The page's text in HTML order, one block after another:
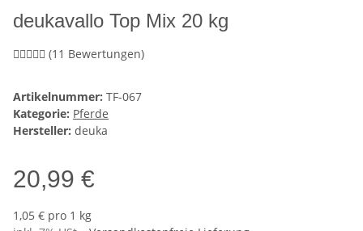
deukavallo Top Mix 20 kg
(11 Bewertungen)
Artikelnummer: TF-067
Kategorie: Pferde
Hersteller: deuka
20,99 €
1,05 € pro 1 kg